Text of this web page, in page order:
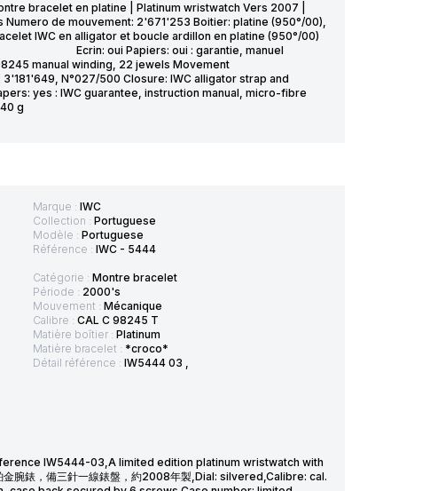
bracelet en platine | Platinum wristwatch Vers 2007 |
de mouvement: 2'671'253 Boitier: platine (950°/00),
IWC en alligator et boucle ardillon en platine (950°/00)
oui Papiers: oui : garantie, manuel
manual winding, 22 jewels Movement
N°027/500 Closure: IWC alligator strap and
yes : IWC guarantee, instruction manual, micro-fibre
g
Marque : IWC
Collection : Portuguese
Modèle : Portuguese
Référence : IWC - 5444
Catégorie : Montre bracelet
Période : 2000's
Mouvement : Mécanique
Calibre : CAL C 98245 T
Matière boîtier : Platinum
Matière bracelet : *croco*
Détail référence : IW5444 03 ,
IW5444-03,A limited edition platinum wristwatch with
錶，備三針一線錶盤，約2008年製,Dial: silvered,Calibre: cal.